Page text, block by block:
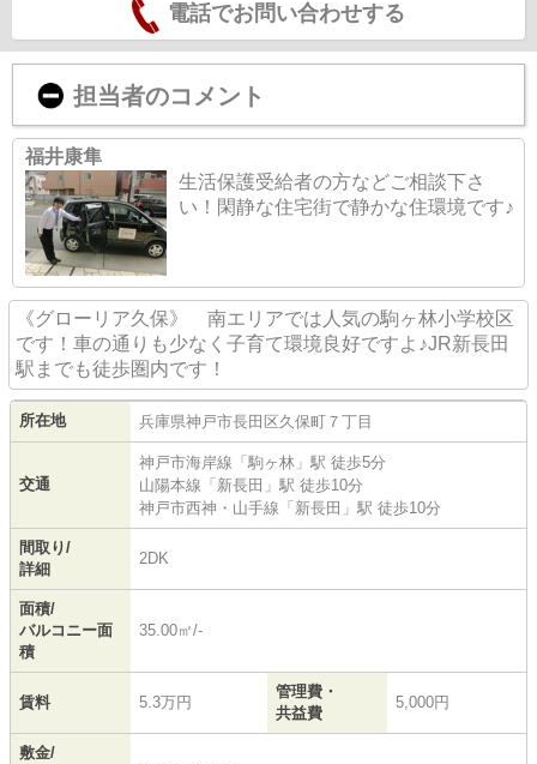
電話でお問い合わせする
担当者のコメント
福井康隼
生活保護受給者の方などご相談下さ
い！閑静な住宅街で静かな住環境です♪
《グローリア久保》 南エリアでは人気の駒ヶ林小学校区
です！車の通りも少なく子育て環境良好ですよ♪JR新長田
駅までも徒歩圏内です！
所在地 兵庫県神戸市長田区久保町 ７丁目
交通
神戸市海岸線 「 駒ヶ林 」駅 徒歩5分
山陽本線 「 新長田 」駅 徒歩10分
神戸市西神・山手線 「 新長田 」駅 徒歩10分
間取り/
詳細
2DK
面積/
バルコニー面
積
35.00㎡/-
賃料 5.3万円
管理費・
共益費
5,000円
敷金/